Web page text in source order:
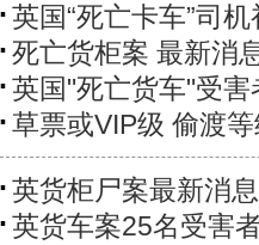
英国“死亡卡车”司
死亡货柜案 最新消
英国"死亡货车"受
草票或VIP级 偷渡
英货柜尸案最新消
英货车案25名受害